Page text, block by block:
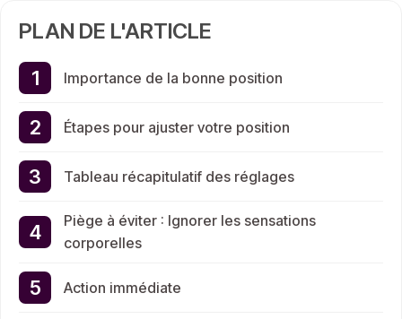
PLAN DE L'ARTICLE
Importance de la bonne position
Étapes pour ajuster votre position
Tableau récapitulatif des réglages
Piège à éviter : Ignorer les sensations
corporelles
Action immédiate